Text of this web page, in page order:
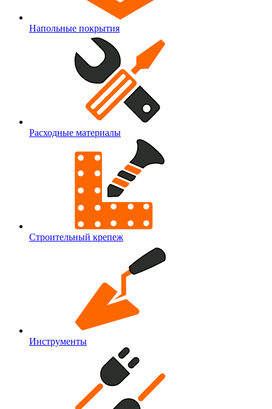
Напольные покрытия
Расходные материалы
Строительный крепеж
Инструменты